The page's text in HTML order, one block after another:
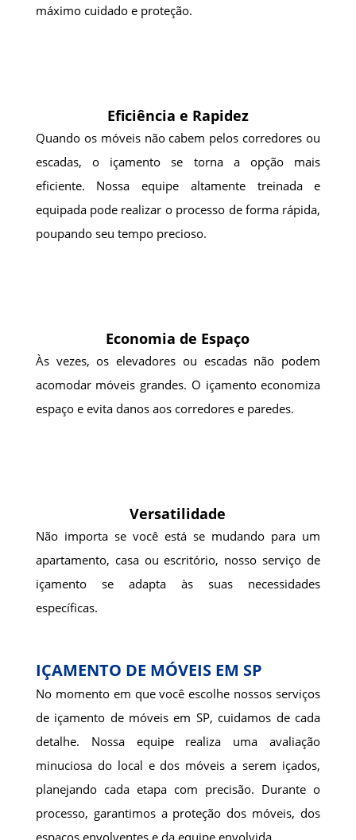
máximo cuidado e proteção.
Eficiência e Rapidez
Quando os móveis não cabem pelos corredores ou
escadas, o içamento se torna a opção mais
eficiente. Nossa equipe altamente treinada e
equipada pode realizar o processo de forma rápida,
poupando seu tempo precioso.
Economia de Espaço
Às vezes, os elevadores ou escadas não podem
acomodar móveis grandes. O içamento economiza
espaço e evita danos aos corredores e paredes.
Versatilidade
Não importa se você está se mudando para um
apartamento, casa ou escritório, nosso serviço de
içamento se adapta às suas necessidades
específicas.
IÇAMENTO DE MÓVEIS EM SP
No momento em que você escolhe nossos serviços
de içamento de móveis em SP, cuidamos de cada
detalhe. Nossa equipe realiza uma avaliação
minuciosa do local e dos móveis a serem içados,
planejando cada etapa com precisão. Durante o
processo, garantimos a proteção dos móveis, dos